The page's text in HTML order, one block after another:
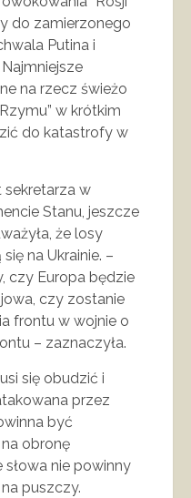
do zamierzonego
Putina i
na rzecz świeżo
w krótkim
do katastrofy w
sekretarza w
Stanu, jeszcze
że losy
na Ukrainie. –
czy Europa będzie
czy zostanie
frontu w wojnie o
– zaznaczyła.
się obudzić i
przez
być
obronę
nie powinny
puszczy.